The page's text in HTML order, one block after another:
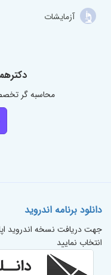
آزمایشات
محاسبه گر
دانلود برنامه اندروید
جهت دریافت نسخه اندروید
انتخاب نمایید